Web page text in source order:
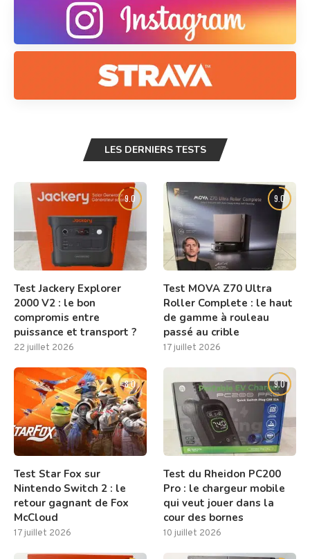
LES DERNIERS TESTS
9.0
Test Jackery Explorer
2000 V2 : le bon
compromis entre
puissance et transport ?
22 juillet 2026
9.0
Test MOVA Z70 Ultra
Roller Complete : le haut
de gamme à rouleau
passé au crible
17 juillet 2026
8.0
Test Star Fox sur
Nintendo Switch 2 : le
retour gagnant de Fox
McCloud
17 juillet 2026
9.0
Test du Rheidon PC200
Pro : le chargeur mobile
qui veut jouer dans la
cour des bornes
10 juillet 2026